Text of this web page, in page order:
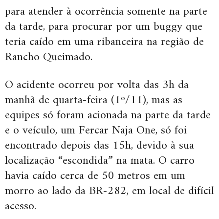
para atender à ocorrência somente na parte
da tarde, para procurar por um buggy que
teria caído em uma ribanceira na região de
Rancho Queimado.
O acidente ocorreu por volta das 3h da
manhã de quarta-feira (1º/11), mas as
equipes só foram acionada na parte da tarde
e o veículo, um Fercar Naja One, só foi
encontrado depois das 15h, devido à sua
localização “escondida” na mata. O carro
havia caído cerca de 50 metros em um
morro ao lado da BR-282, em local de difícil
acesso.